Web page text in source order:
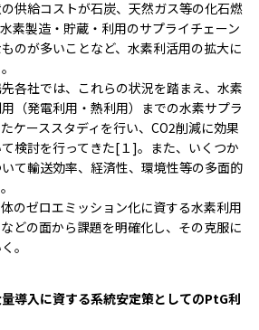
供給コストが石炭、天然ガス等の化石燃
素製造・貯蔵・利用のサプライチェーン
のが多いことなど、水素利活用の拡大に
各社では、これらの状況を踏まえ、水素
（発電利用・熱利用）までの水素サプラ
ケーススタディを行い、CO2削減に効果
検討を行ってきた[１]。また、いくつか
て輸送効率、経済性、環境性等の多面的
のゼロエミッション化に資する水素利用
どの面から課題を明確化し、その克服に
。
量導入に資する系統安定策としてのPtG利